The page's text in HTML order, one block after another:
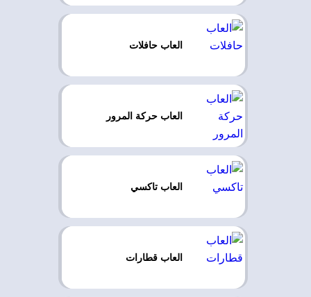
العاب حافلات
العاب حركة المرور
العاب تاكسي
العاب قطارات